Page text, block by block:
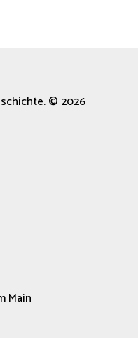
© 2026
Main